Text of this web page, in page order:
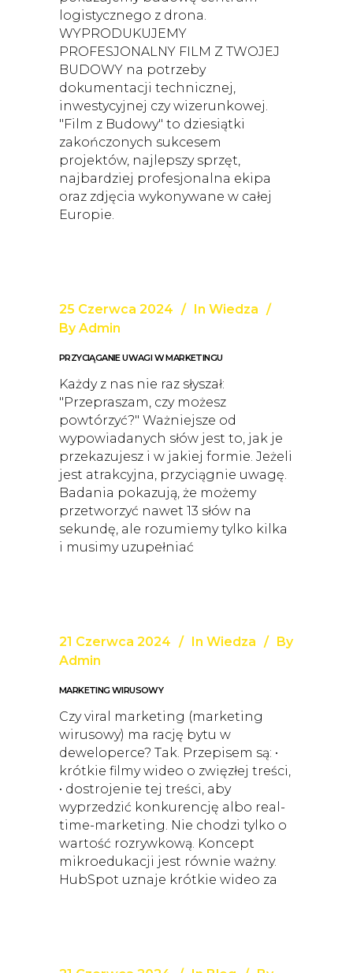
logistycznego z drona.
WYPRODUKUJEMY
PROFESJONALNY FILM Z TWOJEJ
BUDOWY na potrzeby
dokumentacji technicznej,
inwestycyjnej czy wizerunkowej.
"Film z Budowy" to dziesiątki
zakończonych sukcesem
projektów, najlepszy sprzęt,
najbardziej profesjonalna ekipa
oraz zdjęcia wykonywane w całej
Europie.
25 Czerwca 2024 In Wiedza
By Admin
PRZYCIĄGANIE UWAGI W MARKETINGU
Każdy z nas nie raz słyszał:
"Przepraszam, czy możesz
powtórzyć?" Ważniejsze od
wypowiadanych słów jest to, jak je
przekazujesz i w jakiej formie. Jeżeli
jest atrakcyjna, przyciągnie uwagę.
Badania pokazują, że możemy
przetworzyć nawet 13 słów na
sekundę, ale rozumiemy tylko kilka
i musimy uzupełniać
21 Czerwca 2024 In Wiedza
By
Admin
MARKETING WIRUSOWY
Czy viral marketing (marketing
wirusowy) ma rację bytu w
deweloperce? Tak. Przepisem są: •
krótkie filmy wideo o zwięzłej treści,
• dostrojenie tej treści, aby
wyprzedzić konkurencję albo real-
time-marketing. Nie chodzi tylko o
wartość rozrywkową. Koncept
mikroedukacji jest równie ważny.
HubSpot uznaje krótkie wideo za